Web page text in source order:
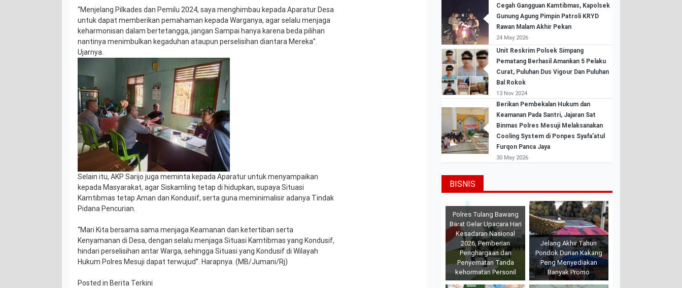
“Menjelang Pilkades dan Pemilu 2024, saya menghimbau kepada Aparatur Desa
untuk dapat memberikan pemahaman kepada Warganya, agar selalu menjaga
keharmonisan dalam bertetangga, jangan Sampai hanya karena beda pilihan
nantinya menimbulkan kegaduhan ataupun perselisihan diantara Mereka”.
Ujarnya.
Selain itu, AKP Sarijo juga meminta kepada Aparatur untuk menyampaikan
kepada Masyarakat, agar Siskamling tetap di hidupkan, supaya Situasi
Kamtibmas tetap Aman dan Kondusif, serta guna meminimalisir adanya Tindak
Pidana Pencurian.
“Mari Kita bersama sama menjaga Keamanan dan ketertiban serta
Kenyamanan di Desa, dengan selalu menjaga Situasi Kamtibmas yang Kondusif,
hindari perselisihan antar Warga, sehingga Situasi yang Kondusif di Wilayah
Hukum Polres Mesuji dapat terwujud”. Harapnya. (MB/Jumani/Rj)
Posted in Berita Terkini
Cegah Gangguan Kamtibmas, Kapolsek
Gunung Agung Pimpin Patroli KRYD
Rawan Malam Akhir Pekan
24 May 2026
Unit Reskrim Polsek Simpang
Pematang Berhasil Amankan 5 Pelaku
Curat, Puluhan Dus Vigour Dan Puluhan
Bal Rokok
13 Nov 2024
Berikan Pembekalan Hukum dan
Keamanan Pada Santri, Jajaran Sat
Binmas Polres Mesuji Melaksanakan
Cooling System di Ponpes Syafa’atul
Furqon Panca Jaya
30 May 2026
BISNIS
Polres Tulang Bawang
Barat Gelar Upacara Hari
Kesadaran Nasional
2026, Pemberian
Penghargaan dan
Penyematan Tanda
kehormatan Personil
Jelang Akhir Tahun
Pondok Durian Kakang
Peng Menyediakan
Banyak Promo